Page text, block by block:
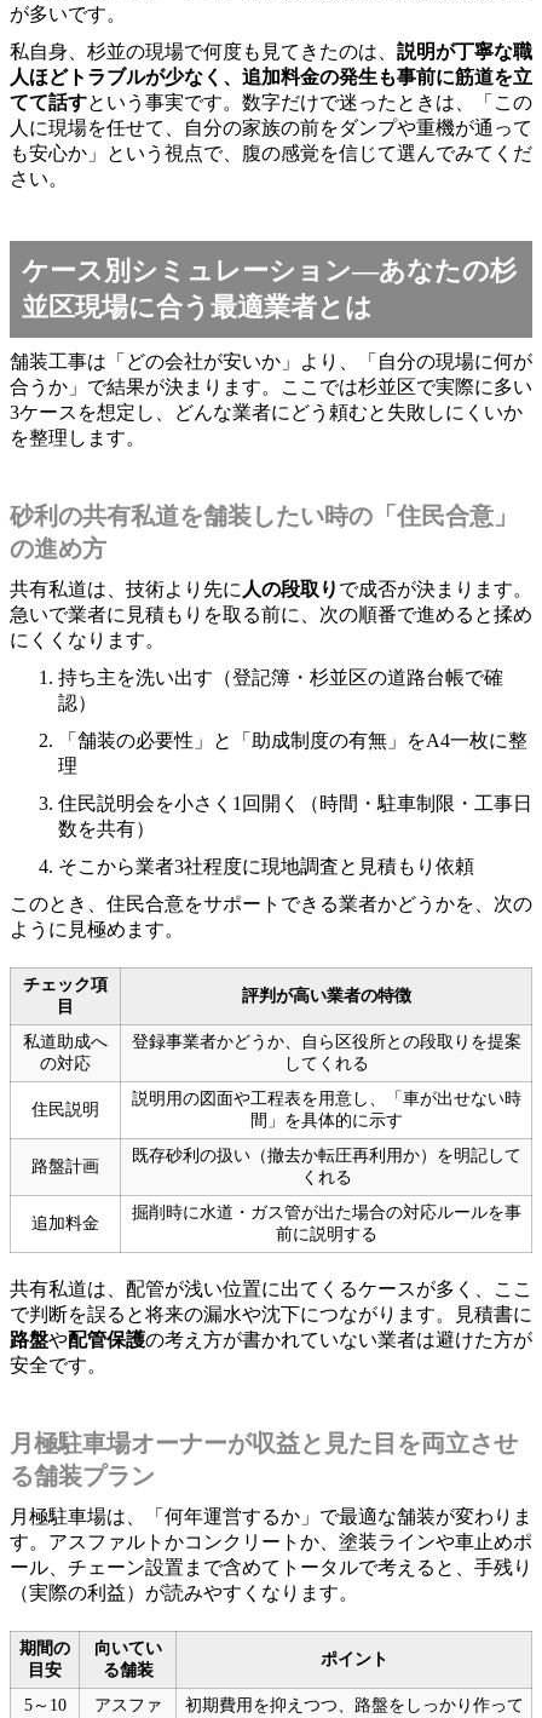
が多いです。
私自身、杉並の現場で何度も見てきたのは、 説明が丁寧な職
人ほどトラブルが少なく、追加料金の発生も事前に筋道を立
てて話すという事実です。数字だけで迷ったときは、「この
人に現場を任せて、自分の家族の前をダンプや重機が通って
も安心か」という視点で、腹の感覚を信じて選んでみてくだ
さい。
ケース別シミュレーション―あなたの杉
並区現場に合う最適業者とは
舗装工事は「どの会社が安いか」より、「自分の現場に何が
合うか」で結果が決まります。ここでは杉並区で実際に多い
3ケースを想定し、どんな業者にどう頼むと失敗しにくいか
を整理します。
砂利の共有私道を舗装したい時の「住民合意」
の進め方
共有私道は、技術より先に 人の段取り で成否が決まります。
急いで業者に見積もりを取る前に、次の順番で進めると揉め
にくくなります。
持ち主を洗い出す（登記簿・杉並区の道路台帳で確
認）
「舗装の必要性」と「助成制度の有無」をA4一枚に整
理
住民説明会を小さく1回開く（時間・駐車制限・工事日
数を共有）
そこから業者3社程度に現地調査と見積もり依頼
このとき、住民合意をサポートできる業者かどうかを、次の
ように見極めます。
チェック項
目
評判が高い業者の特徴
私道助成へ
の対応
登録事業者かどうか、自ら区役所との段取りを提案
してくれる
住民説明
説明用の図面や工程表を用意し、「車が出せない時
間」を具体的に示す
路盤計画
既存砂利の扱い（撤去か転圧再利用か）を明記して
くれる
追加料金
掘削時に水道・ガス管が出た場合の対応ルールを事
前に説明する
共有私道は、配管が浅い位置に出てくるケースが多く、ここ
で判断を誤ると将来の漏水や沈下につながります。見積書に
路盤や配管保護の考え方が書かれていない業者は避けた方が
安全です。
月極駐車場オーナーが収益と見た目を両立させ
る舗装プラン
月極駐車場は、「何年運営するか」で最適な舗装が変わりま
す。アスファルトかコンクリートか、塗装ラインや車止めポ
ール、チェーン設置まで含めてトータルで考えると、手残り
（実際の利益）が読みやすくなります。
期間の
目安
向いてい
る舗装
ポイント
5～10
アスファ
初期費用を抑えつつ、路盤をしっかり作って